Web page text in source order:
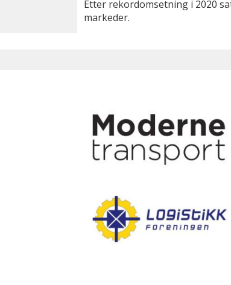
Etter rekordomsetning i 2020
markeder.